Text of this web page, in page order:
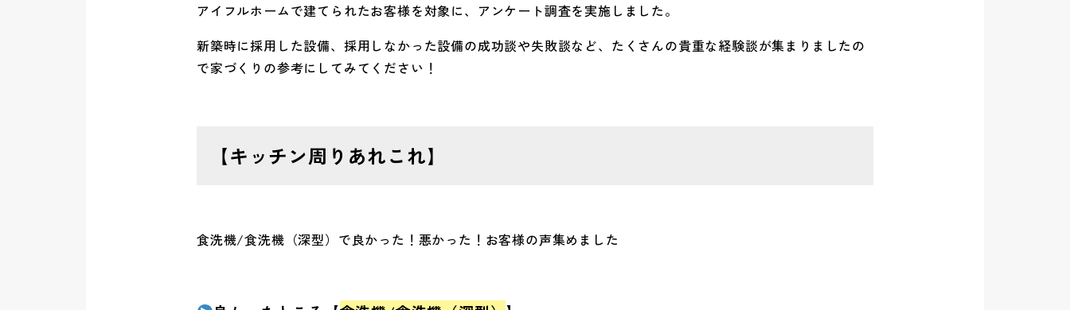
アイフルホームで建てられたお客様を対象に、アンケート調査を実施しました。
新築時に採用した設備、採用しなかった設備の成功談や失敗談など、たくさんの貴重な経験談が集まりましたの
で家づくりの参考にしてみてください！
【キッチン周りあれこれ】
食洗機/食洗機（深型）で良かった！悪かった！お客様の声集めました